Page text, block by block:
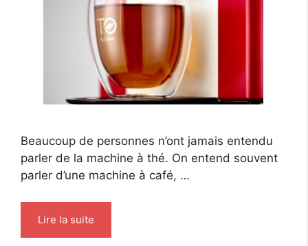
Beaucoup de personnes n’ont jamais entendu
parler de la machine à thé. On entend souvent
parler d’une machine à café, …
Lire la suite